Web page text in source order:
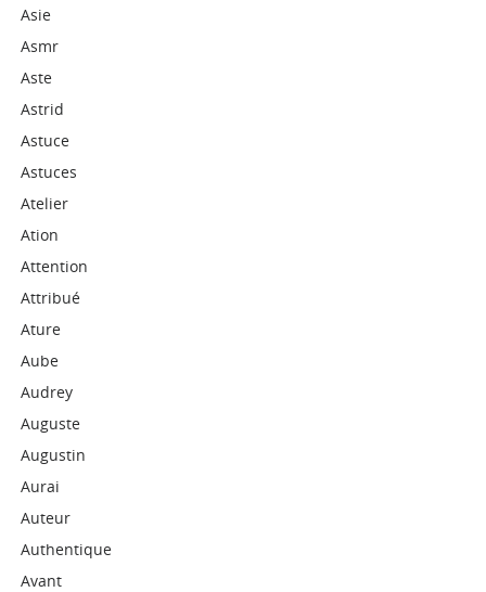
Asie
Asmr
Aste
Astrid
Astuce
Astuces
Atelier
Ation
Attention
Attribué
Ature
Aube
Audrey
Auguste
Augustin
Aurai
Auteur
Authentique
Avant